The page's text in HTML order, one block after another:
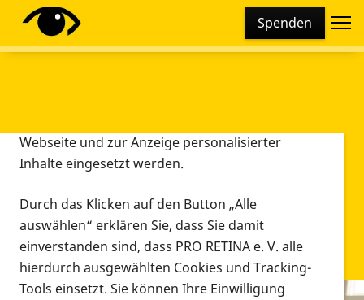
Spenden
Diese Webseite setzt verschiedene Cookies und
Tracking-Tools ein. Dies beinhaltet Cookies und
Webseite und zur Anzeige personalisierter
Inhalte eingesetzt werden.
Durch das Klicken auf den Button „Alle
auswählen“ erklären Sie, dass Sie damit
einverstanden sind, dass PRO RETINA e. V. alle
hierdurch ausgewählten Cookies und Tracking-
Tools einsetzt. Sie können Ihre Einwilligung